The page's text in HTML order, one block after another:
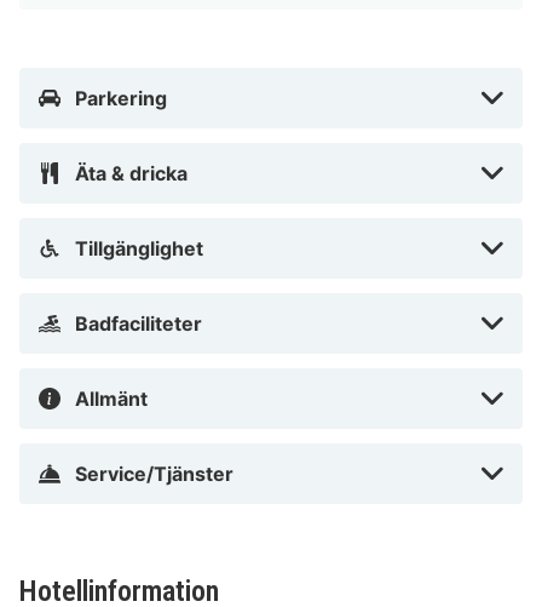
Parkering
Äta & dricka
Tillgänglighet
Badfaciliteter
Allmänt
Service/Tjänster
Hotellinformation